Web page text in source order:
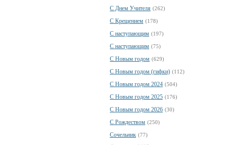
С Днем Учителя (262)
С Крещением (178)
С наступающим (197)
С наступающим (75)
С Новым годом (629)
С Новым годом (гифки) (112)
С Новым годом 2024 (504)
С Новым годом 2025 (176)
С Новым годом 2026 (30)
С Рождеством (250)
Сочельник (77)